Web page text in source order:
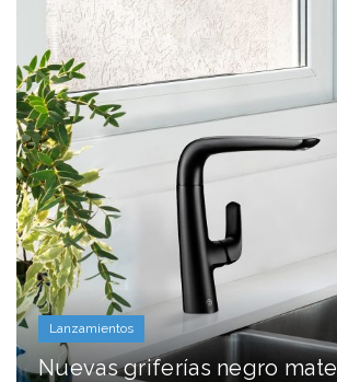
Lanzamientos
Nuevas griferías negro mate